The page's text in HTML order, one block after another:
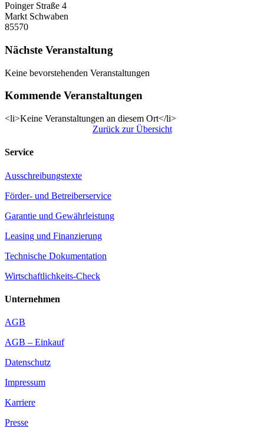
Poinger Straße 4
Markt Schwaben
85570
Nächste Veranstaltung
Keine bevorstehenden Veranstaltungen
Kommende Veranstaltungen
<li>Keine Veranstaltungen an diesem Ort</li>
Zurück zur Übersicht
Service
Ausschreibungstexte
Förder- und Betreiberservice
Garantie und Gewährleistung
Leasing und Finanzierung
Technische Dokumentation
Wirtschaftlichkeits-Check
Unternehmen
AGB
AGB – Einkauf
Datenschutz
Impressum
Karriere
Presse